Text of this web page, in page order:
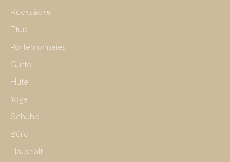
Rucksäcke
Etuis
Portemonnaies
Gürtel
Hüte
Yoga
Schuhe
Büro
Haushalt